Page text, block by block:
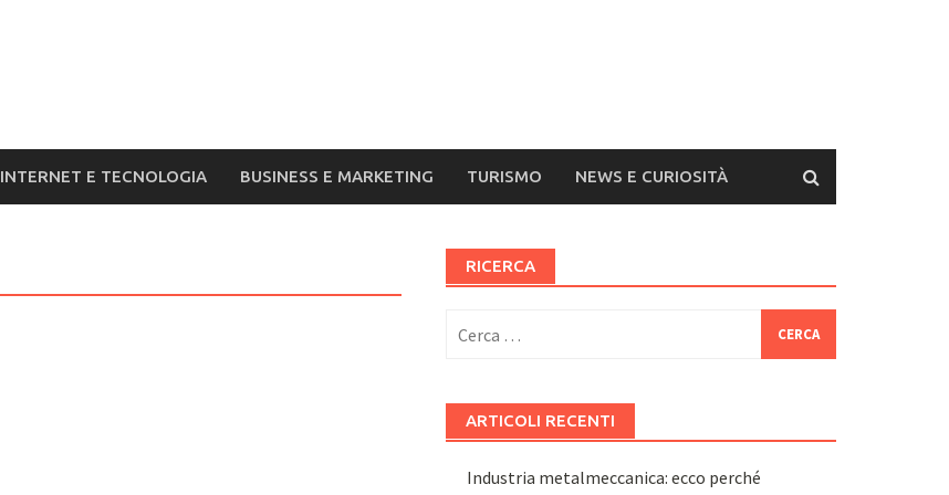
INTERNET E TECNOLOGIA BUSINESS E MARKETING TURISMO NEWS E CURIOSITÀ
RICERCA
per:
ARTICOLI RECENTI
Industria metalmeccanica: ecco perché